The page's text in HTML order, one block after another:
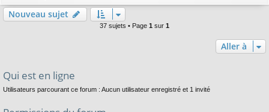
Nouveau sujet
37 sujets • Page 1 sur 1
Aller à
Qui est en ligne
Utilisateurs parcourant ce forum : Aucun utilisateur enregistré et 1 invité